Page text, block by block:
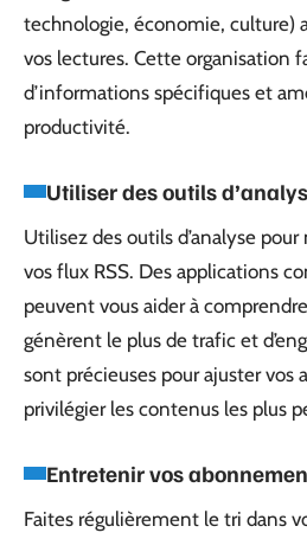
technologie, économie, culture)
vos lectures. Cette organisation
d’informations spécifiques et
productivité.
Utiliser des outils
Utilisez des outils d’analyse
vos flux RSS. Des applications
peuvent vous aider à
génèrent le plus de trafic et
sont précieuses pour ajuster vos
privilégier les contenus les plus
Entretenir vos
Faites régulièrement le tri dans